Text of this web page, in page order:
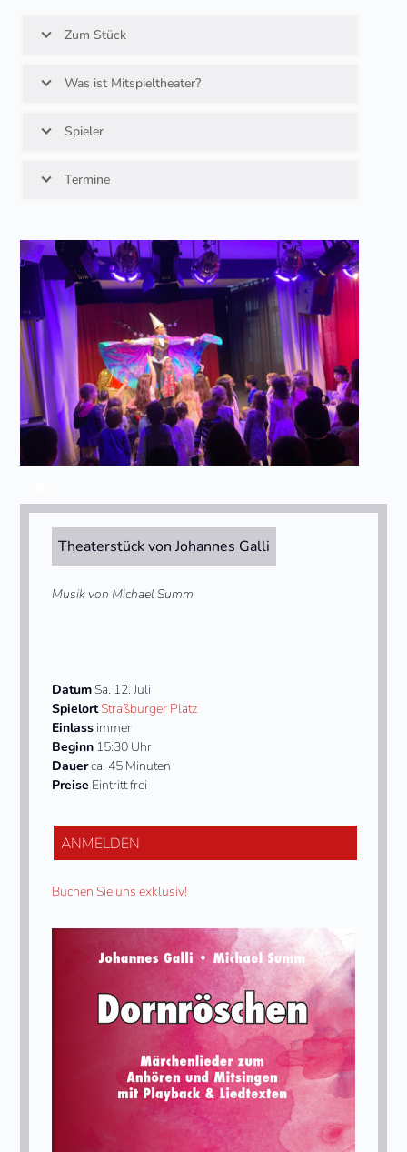
Zum Stück
Was ist Mitspieltheater?
Spieler
Termine
Theaterstück von Johannes Galli
Musik von Michael Summ
DatumSa. 12. Juli
SpielortStraßburger Platz
Einlass immer
Beginn 15:30 Uhr
Dauerca. 45 Minuten
Preise Eintritt frei
ANMELDEN
Buchen Sie uns exklusiv!